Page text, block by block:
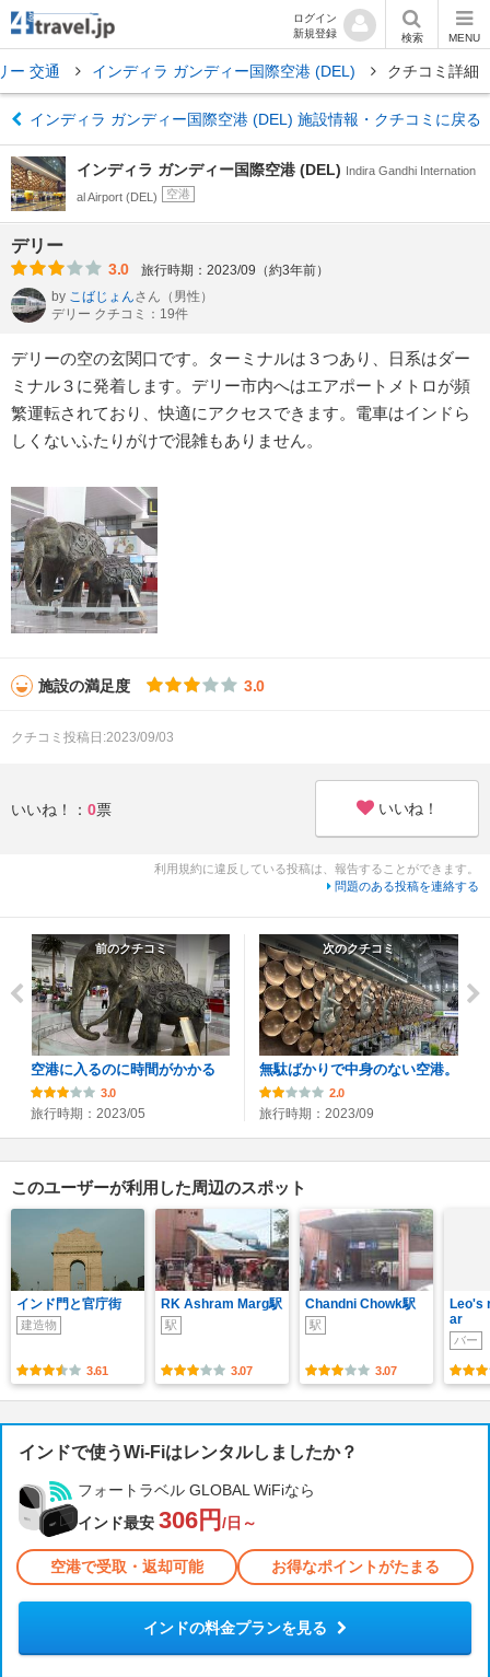
ログイン
新規登録
検索 MENU
ー 交通 インディラ ガンディー国際空港 (DEL) クチコミ詳細
インディラ ガンディー国際空港 (DEL) 施設情報・クチコミに戻る
インディラ ガンディー国際空港 (DEL) Indira Gandhi Internation
al Airport (DEL)
空港
デリー
3.0
旅行時期：2023/09（約3年前）
by こばじょんさん （男性）
デリー クチコミ：19件
デリーの空の玄関口です。ターミナルは３つあり、日系はダー
ミナル３に発着します。デリー市内へはエアポートメトロが頻
繁運転されており、快適にアクセスできます。電車はインドら
しくないふたりがけで混雑もありません。
施設の満足度 3.0
クチコミ投稿日:2023/09/03
いいね！： 0票 いいね！
利用規約に違反している投稿は、報告することができます。
問題のある投稿を連絡する
前のクチコミ
空港に入るのに時間がかかる
3.0
旅行時期：2023/05
次のクチコミ
無駄ばかりで中身のない空港。
2.0
旅行時期：2023/09
このユーザーが利用した周辺のスポット
インド門と官庁街
建造物
3.61
RK Ashram Marg駅
駅
3.07
Chandni Chowk駅
駅
3.07
Leo's
ar
バー
インドで使うWi-Fiはレンタルしましたか？
フォートラベル GLOBAL WiFiなら
インド最安 306円 /日～
空港で受取・返却可能 お得なポイントがたまる
インドの料金プランを見る